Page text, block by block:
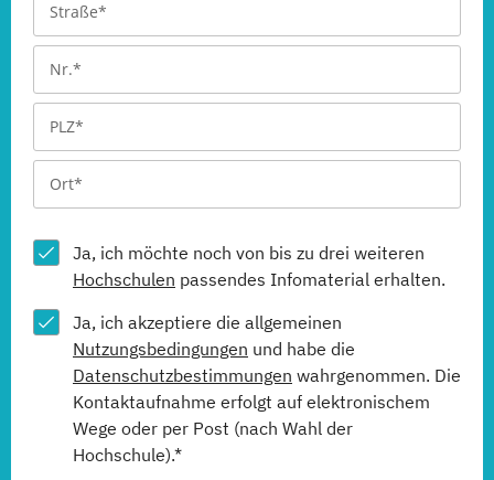
Ja, ich möchte noch von bis zu drei weiteren
Hochschulen passendes Infomaterial erhalten.
Ja, ich akzeptiere die allgemeinen
Nutzungsbedingungen und habe die
Datenschutzbestimmungen wahrgenommen. Die
Kontaktaufnahme erfolgt auf elektronischem
Wege oder per Post (nach Wahl der
Hochschule).*